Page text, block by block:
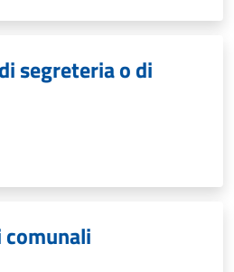
segreteria o di
comunali